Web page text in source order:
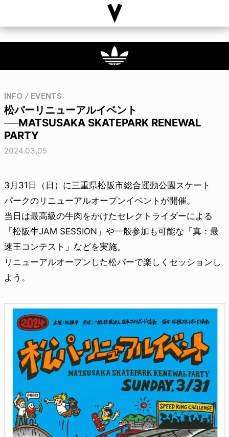
INFO / EVENTS
松パーリニューアルイベント
──MATSUSAKA SKATEPARK RENEWAL
PARTY
2024.03.05
3月31日（日）に三重県松阪市総合運動公園スケート
パークのリニューアルオープンイベントが開催。
当日は最高級の牛肉をかけたセレクトライダーによる
「松阪牛JAM SESSION」や一般参加も可能な「真：最
速王コンテスト」などを実施。
リニューアルオープンした松パーで楽しくセッションし
よう。